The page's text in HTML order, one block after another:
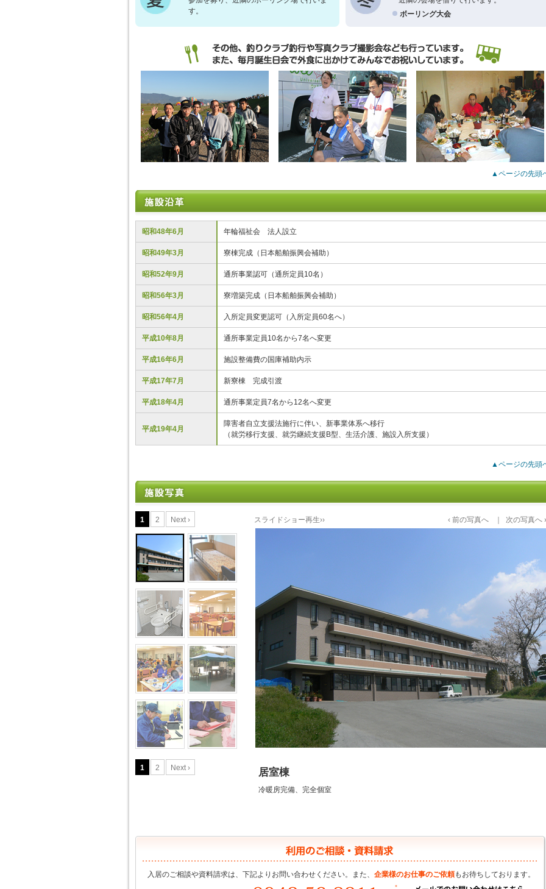
す。
ボーリング大会
▲ページの先頭
昭和48年6月 年輪福祉会 法人設立
昭和49年3月 寮棟完成（日本船舶振興会補助）
昭和52年9月 通所事業認可（通所定員10名）
昭和56年3月 寮増築完成（日本船舶振興会補助）
昭和56年4月 入所定員変更認可（入所定員60名へ）
平成10年8月 通所事業定員10名から7名へ変更
平成16年6月 施設整備費の国庫補助内示
平成17年7月 新寮棟 完成引渡
平成18年4月 通所事業定員7名から12名へ変更
平成19年4月
障害者自立支援法施行に伴い、新事業体系へ移行
（就労移行支援、就労継続支援B型、生活介護、施設入所支援）
▲ページの先頭
スライドショー再生›› ‹ 前の写真へ ｜ 次の写真へ ›
居室棟
冷暖房完備、完全個室
1 2 Next ›
1 2 Next ›
入居のご相談や資料請求は、下記よりお問い合わせください。また、 企業様のお仕事のご依頼もお待ちしております。